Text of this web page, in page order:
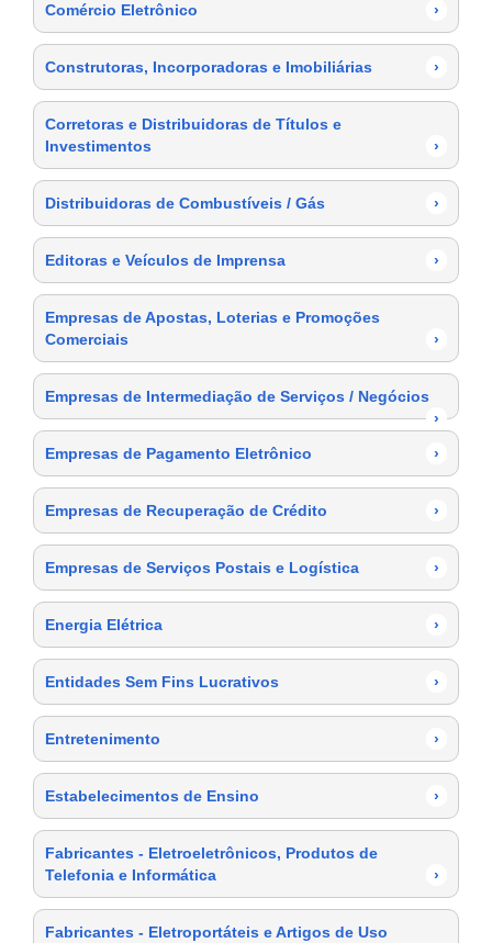
Comércio Eletrônico ›
Construtoras, Incorporadoras e Imobiliárias ›
Corretoras e Distribuidoras de Títulos e
Investimentos
›
Distribuidoras de Combustíveis / Gás ›
Editoras e Veículos de Imprensa ›
Empresas de Apostas, Loterias e Promoções
Comerciais
›
Empresas de Intermediação de Serviços / Negócios
›
Empresas de Pagamento Eletrônico
›
Empresas de Recuperação de Crédito ›
Empresas de Serviços Postais e Logística ›
Energia Elétrica ›
Entidades Sem Fins Lucrativos ›
Entretenimento ›
Estabelecimentos de Ensino ›
Fabricantes - Eletroeletrônicos, Produtos de
Telefonia e Informática
›
Fabricantes - Eletroportáteis e Artigos de Uso